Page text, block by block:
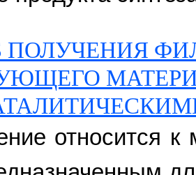
ПОЛУЧЕНИЯ
относится